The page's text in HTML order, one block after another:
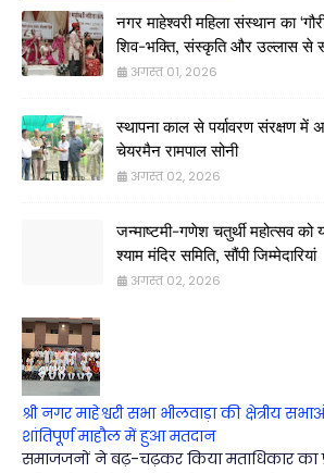
नगर माहेश्वरी महिला संस्थान का
शिव-भक्ति, संस्कृति और उल्लास से
अगस्त 01, 2026
स्थापना काल से पर्यावरण संरक्षण
चेयरमैन रामपाल सोनी
अगस्त 02, 2026
जन्माष्टमी-गणेश चतुर्थी महोत्सव को
श्याम मंदिर समिति, सौंपी जिम्मेदारियां
अगस्त 02, 2026
श्री नगर माहेश्वरी सभा भीलवाड़ा की क्षेत्रीय
शांतिपूर्ण माहौल में हुआ मतदान
समाजजनों ने बढ़-चढ़कर किया मताधिकार का